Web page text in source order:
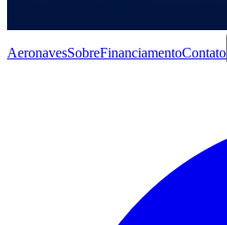
AeronavesSobreFinanciamentoContato